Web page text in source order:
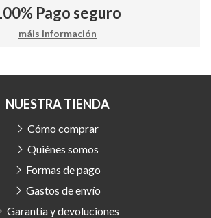
Pago seguro
máis información
NUESTRA TIENDA
Cómo comprar
Quiénes somos
Formas de pago
Gastos de envío
Garantía y devoluciones